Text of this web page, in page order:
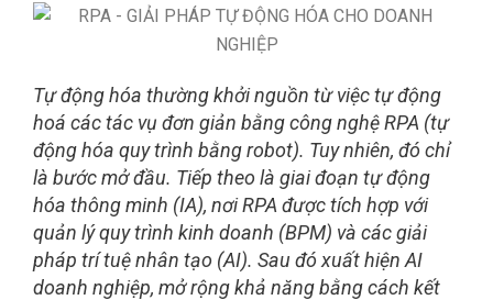
Tự động hóa thường khởi nguồn từ việc tự động
hoá các tác vụ đơn giản bằng công nghệ RPA (tự
động hóa quy trình bằng robot). Tuy nhiên, đó chỉ
là bước mở đầu. Tiếp theo là giai đoạn tự động
hóa thông minh (IA), nơi RPA được tích hợp với
quản lý quy trình kinh doanh (BPM) và các giải
pháp trí tuệ nhân tạo (AI). Sau đó xuất hiện AI
doanh nghiệp, mở rộng khả năng bằng cách kết